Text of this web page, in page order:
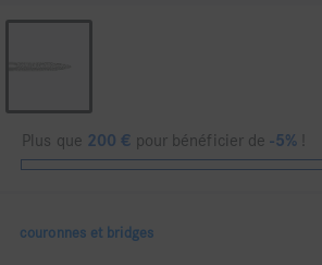
Plus que 200 € pour bénéficier de-5%!
couronnes et bridges